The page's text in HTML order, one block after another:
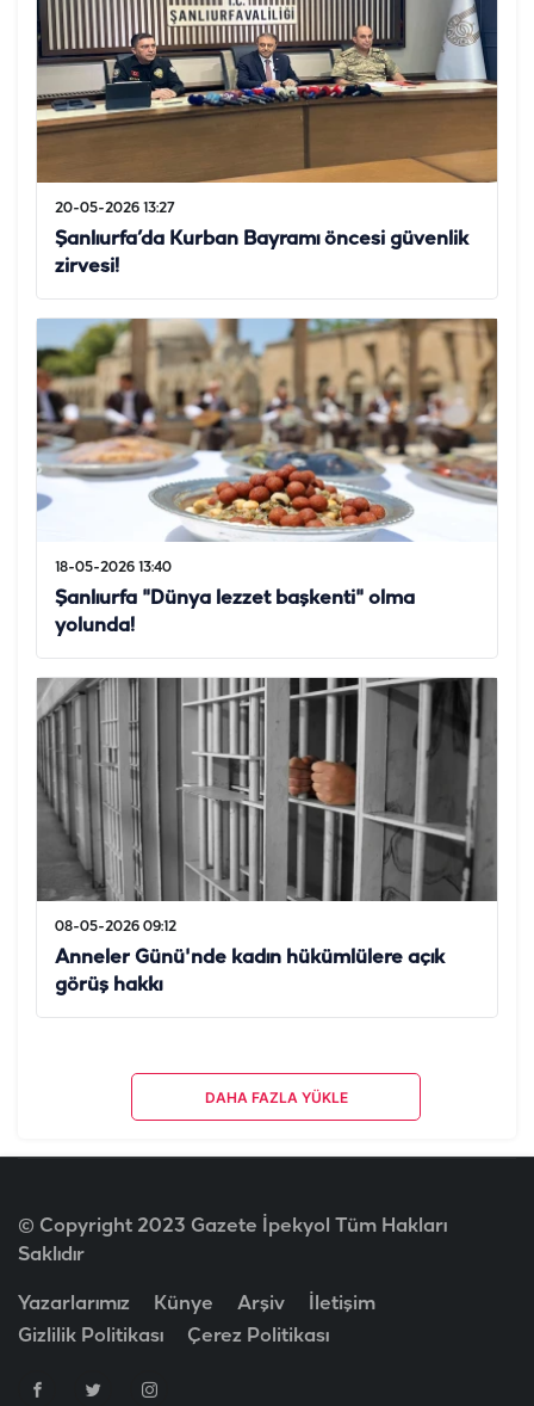
20-05-2026 13:27
Şanlıurfa’da Kurban Bayramı öncesi güvenlik
zirvesi!
18-05-2026 13:40
Şanlıurfa "Dünya lezzet başkenti" olma
yolunda!
08-05-2026 09:12
Anneler Günü'nde kadın hükümlülere açık
görüş hakkı
DAHA FAZLA YÜKLE
© Copyright 2023 Gazete İpekyol Tüm Hakları
Saklıdır
Yazarlarımız Künye Arşiv
İletişim
Gizlilik Politikası
Çerez Politikası